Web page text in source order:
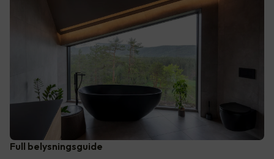
Full belysningsguide